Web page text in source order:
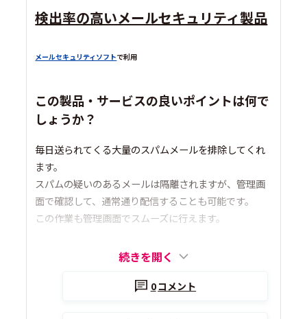
検出率の高いメールセキュリティ製品
メールセキュリティソフトで利用
この製品・サービスの良いポイントは何で
しょうか？
毎日送られてくる大量のスパムメールを排除してくれ
ます。
スパムの疑いのあるメールは隔離されますが、管理画
面で確認して、通常通り配信することも可能です。
この作業も管理画面でスムーズに行えます。
続きを開く
0コメント